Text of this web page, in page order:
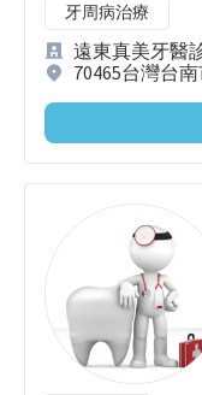
牙周病治療
遠東真美牙醫
70465台灣台